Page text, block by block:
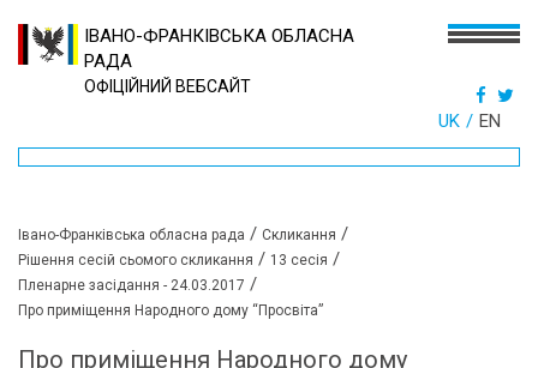
ІВАНО-ФРАНКІВСЬКА ОБЛАСНА
РАДА
ОФІЦІЙНИЙ ВЕБСАЙТ
UK EN
Івано-Франківська обласна рада / Скликання /
Рішення сесій сьомого скликання / 13 сесія /
Пленарне засідання - 24.03.2017 /
Про приміщення Народного дому “Просвіта”
Про приміщення Народного дому